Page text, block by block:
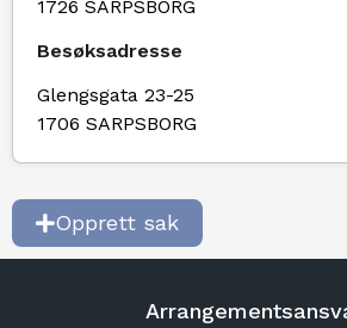
1726 SARPSBORG
Besøksadresse
Glengsgata 23-25
1706 SARPSBORG
Opprett sak